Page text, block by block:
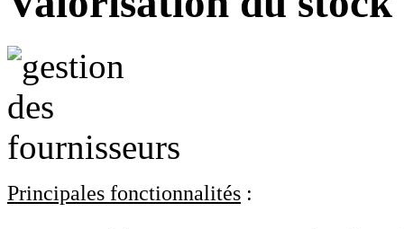
Principales fonctionnalités :